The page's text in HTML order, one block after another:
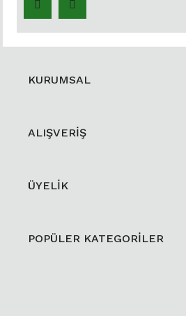
KURUMSAL
ALIŞVERİŞ
ÜYELİK
POPÜLER KATEGORİLER